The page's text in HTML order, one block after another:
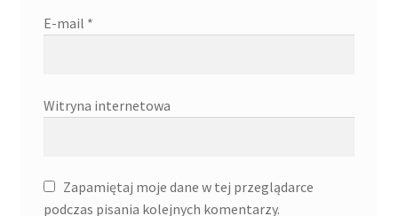
E-mail *
Witryna internetowa
Zapamiętaj moje dane w tej przeglądarce
podczas pisania kolejnych komentarzy.